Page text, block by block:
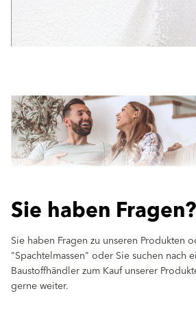
Sie haben Fragen?
Sie haben Fragen zu unseren Produkten
"Spachtelmassen" oder Sie suchen nach
Baustoffhändler zum Kauf unserer
gerne weiter.